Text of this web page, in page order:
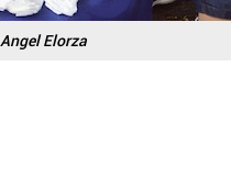
Angel Elorza